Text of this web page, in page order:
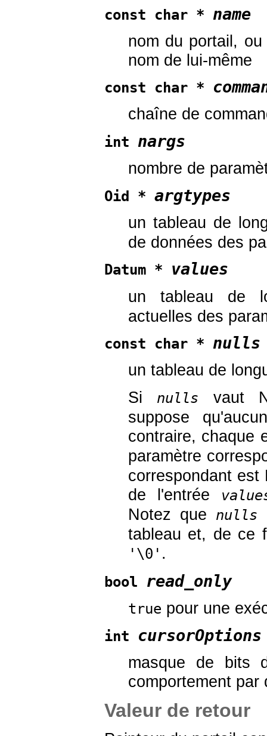
const char * name
nom du portail,
nom de lui-même
const char *
chaîne de
int nargs
nombre de
Oid * argtypes
un tableau de
de données des
Datum * values
un tableau de
actuelles des
const char * nulls
un tableau de
Si nulls vaut
suppose
contraire, chaque
paramètre
correspondant
de l'entrée
Notez que nulls
tableau et, de ce
'\0' .
bool read_only
true pour une
int cursorOptions
masque de bits
comportement par
Valeur de retour